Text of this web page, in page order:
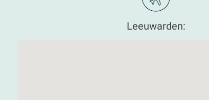
Leeuwarden: